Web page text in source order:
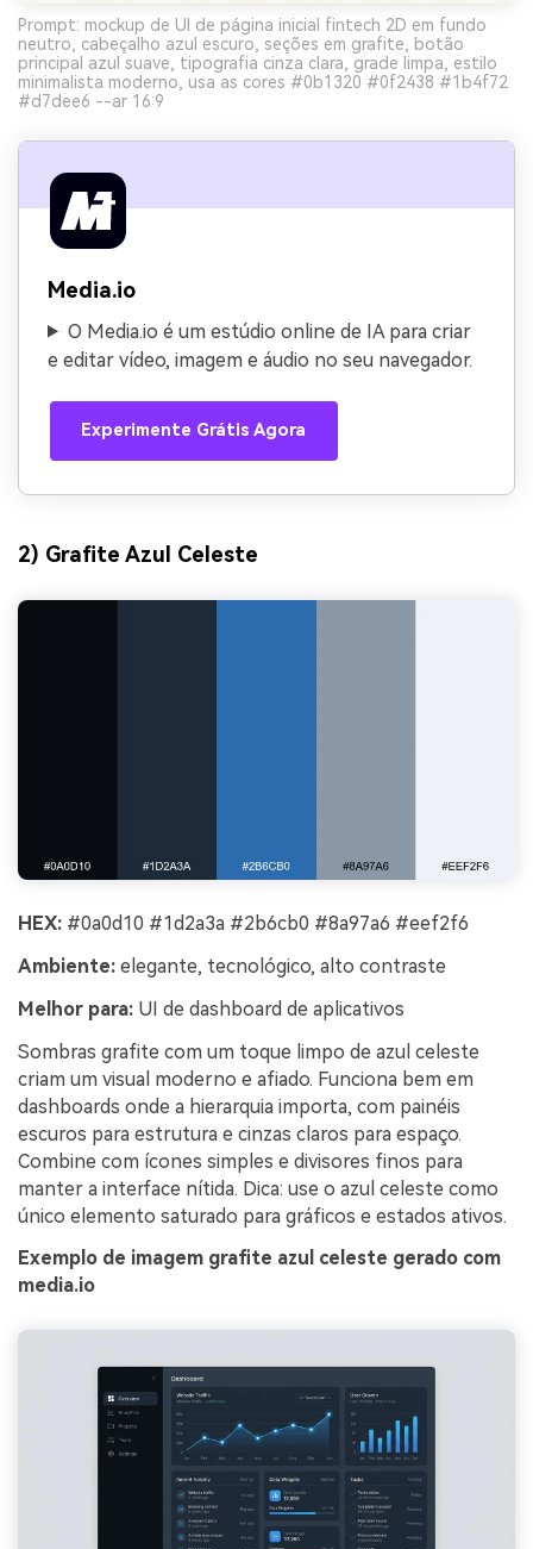
Prompt: mockup de UI de página inicial fintech 2D em fundo
neutro, cabeçalho azul escuro, seções em grafite, botão
principal azul suave, tipografia cinza clara, grade limpa, estilo
minimalista moderno, usa as cores #0b1320 #0f2438 #1b4f72
#d7dee6 --ar 16:9
Media.io
O Media.io é um estúdio online de IA para criar
e editar vídeo, imagem e áudio no seu navegador.
Experimente Grátis Agora
2) Grafite Azul Celeste
HEX: #0a0d10 #1d2a3a #2b6cb0 #8a97a6 #eef2f6
Ambiente: elegante, tecnológico, alto contraste
Melhor para: UI de dashboard de aplicativos
Sombras grafite com um toque limpo de azul celeste
criam um visual moderno e afiado. Funciona bem em
dashboards onde a hierarquia importa, com painéis
escuros para estrutura e cinzas claros para espaço.
Combine com ícones simples e divisores finos para
manter a interface nítida. Dica: use o azul celeste como
único elemento saturado para gráficos e estados ativos.
Exemplo de imagem grafite azul celeste gerado com
media.io